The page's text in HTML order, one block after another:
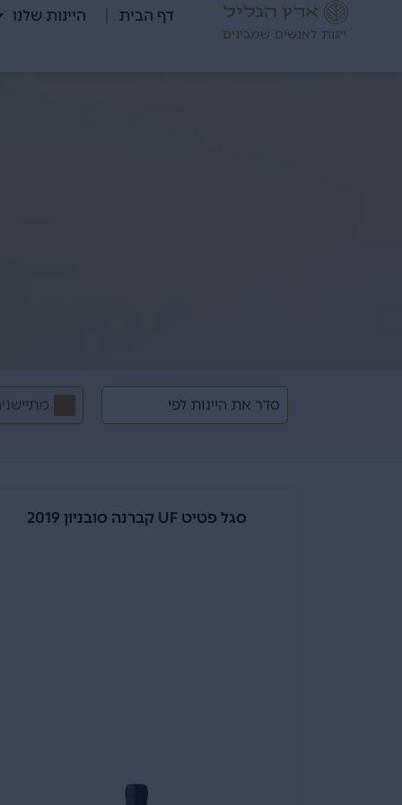
יינות לאנשים שמבינים
דף הבית היינות שלנו
סגל פטיט UF קברנה סובניון 2019